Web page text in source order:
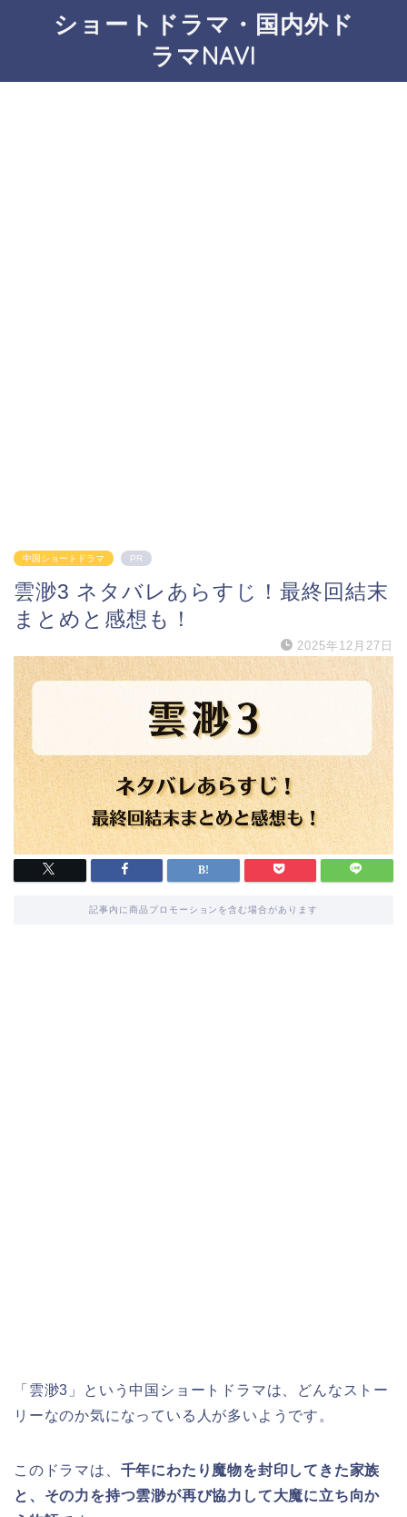
ショートドラマ・国内外ド
ラマNAVI
中国ショートドラマ PR
雲渺3 ネタバレあらすじ！最終回結末
まとめと感想も！
2025年12月27日
記事内に商品プロモーションを含む場合があります
「雲渺3」という中国ショートドラマは、どんなストー
リーなのか気になっている人が多いようです。
このドラマは、 千年にわたり魔物を封印してきた家族
と、その力を持つ雲渺が再び協力して大魔に立ち向か